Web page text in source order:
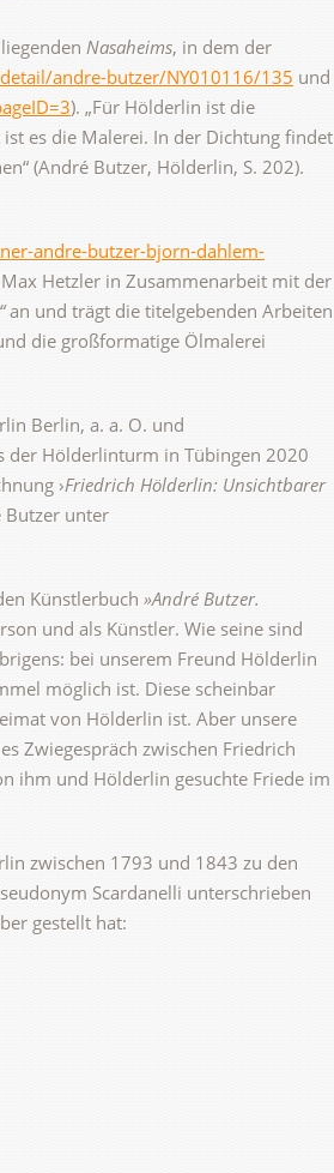
Nasaheims, in dem der
andre-butzer/NY010116/135 und
). „Für Hölderlin ist die
es die Malerei. In der Dichtung findet
(André Butzer, Hölderlin, S. 202).
andre-butzer-bjorn-dahlem-
Hetzler in Zusammenarbeit mit der
an und trägt die titelgebenden Arbeiten
die großformatige Ölmalerei
Berlin, a. a. O. und
Hölderlinturm in Tübingen 2020
›Friedrich Hölderlin: Unsichtbarer
Butzer unter
Künstlerbuch »André Butzer.
und als Künstler. Wie seine sind
bei unserem Freund Hölderlin
möglich ist. Diese scheinbar
von Hölderlin ist. Aber unsere
Zwiegespräch zwischen Friedrich
ihm und Hölderlin gesuchte Friede im
zwischen 1793 und 1843 zu den
Scardanelli unterschrieben
gestellt hat: